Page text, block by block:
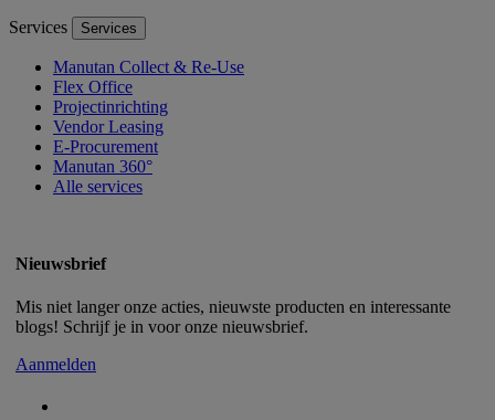
Services Services
Manutan Collect & Re-Use
Flex Office
Projectinrichting
Vendor Leasing
E-Procurement
Manutan 360°
Alle services
Nieuwsbrief
Mis niet langer onze acties, nieuwste producten en interessante
blogs! Schrijf je in voor onze nieuwsbrief.
Aanmelden